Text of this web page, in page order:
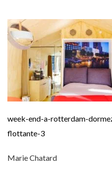
week-end-a-rotterdam-
flottante-3
Marie Chatard